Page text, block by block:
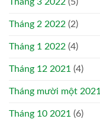
Tháng 2 2022 (2)
Tháng 1 2022 (4)
Tháng 12 2021 (4)
Tháng mười một 2021
Tháng 10 2021 (6)